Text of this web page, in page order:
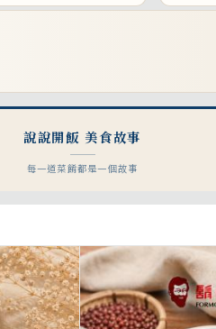
說說開飯 美食故事
每一道菜餚都是一個故事